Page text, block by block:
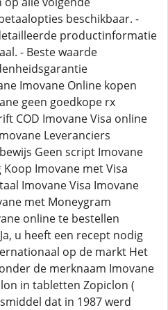
beschikbaar. -
productinformatie
- Beste waarde
Imovane Online kopen
geen goedkope rx
COD Imovane Visa online
Leveranciers
Geen script Imovane
Imovane met Visa
Imovane Visa Imovane
met Moneygram
online te bestellen
u heeft een recept nodig
op de markt Het
de merknaam Imovane
in tabletten Zopiclon (
dat in 1987 werd